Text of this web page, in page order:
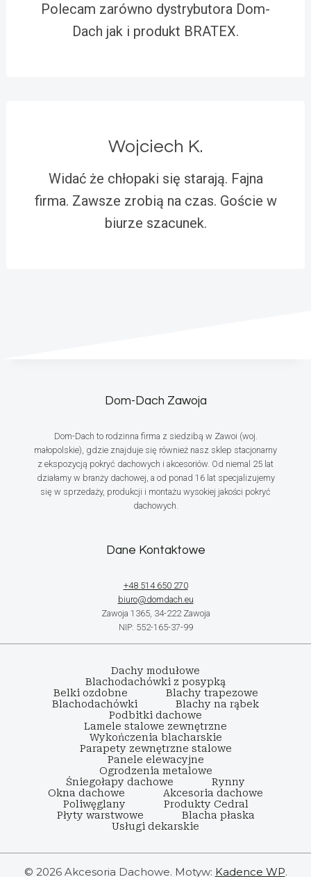
Polecam zarówno dystrybutora Dom-
Dach jak i produkt BRATEX.
Wojciech K.
Widać że chłopaki się starają. Fajna
firma. Zawsze zrobią na czas. Goście w
biurze szacunek.
Dom-Dach Zawoja
Dom-Dach to rodzinna firma z siedzibą w Zawoi (woj.
małopolskie), gdzie znajduje się również nasz sklep stacjonarny
z ekspozycją pokryć dachowych i akcesoriów. Od niemal 25 lat
działamy w branży dachowej, a od ponad 16 lat specjalizujemy
się w sprzedaży, produkcji i montażu wysokiej jakości pokryć
dachowych.
Dane Kontaktowe
+48 514 650 270
biuro@domdach.eu
Zawoja 1365, 34-222 Zawoja
NIP: 552-165-37-99
Dachy modułowe
Blachodachówki z posypką
Belki ozdobne
Blachy trapezowe
Blachodachówki
Blachy na rąbek
Podbitki dachowe
Lamele stalowe zewnętrzne
Wykończenia blacharskie
Parapety zewnętrzne stalowe
Panele elewacyjne
Ogrodzenia metalowe
Śniegołapy dachowe
Rynny
Okna dachowe
Akcesoria dachowe
Poliwęglany
Produkty Cedral
Płyty warstwowe
Blacha płaska
Usługi dekarskie
© 2026 Akcesoria Dachowe. Motyw: Kadence WP.